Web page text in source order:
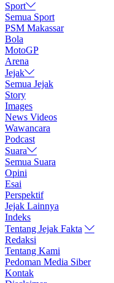
Sport
Semua Sport
PSM Makassar
Bola
MotoGP
Arena
Jejak
Semua Jejak
Story
Images
News Videos
Wawancara
Podcast
Suara
Semua Suara
Opini
Esai
Perspektif
Jejak Lainnya
Indeks
Tentang Jejak Fakta
Redaksi
Tentang Kami
Pedoman Media Siber
Kontak